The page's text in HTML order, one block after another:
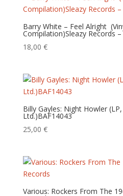
Barry White – Feel Alright
Compilation)Sleazy Records –
18,00 €
Billy Gayles: Night Howler
Ltd.)BAF14043
25,00 €
Various: Rockers From The